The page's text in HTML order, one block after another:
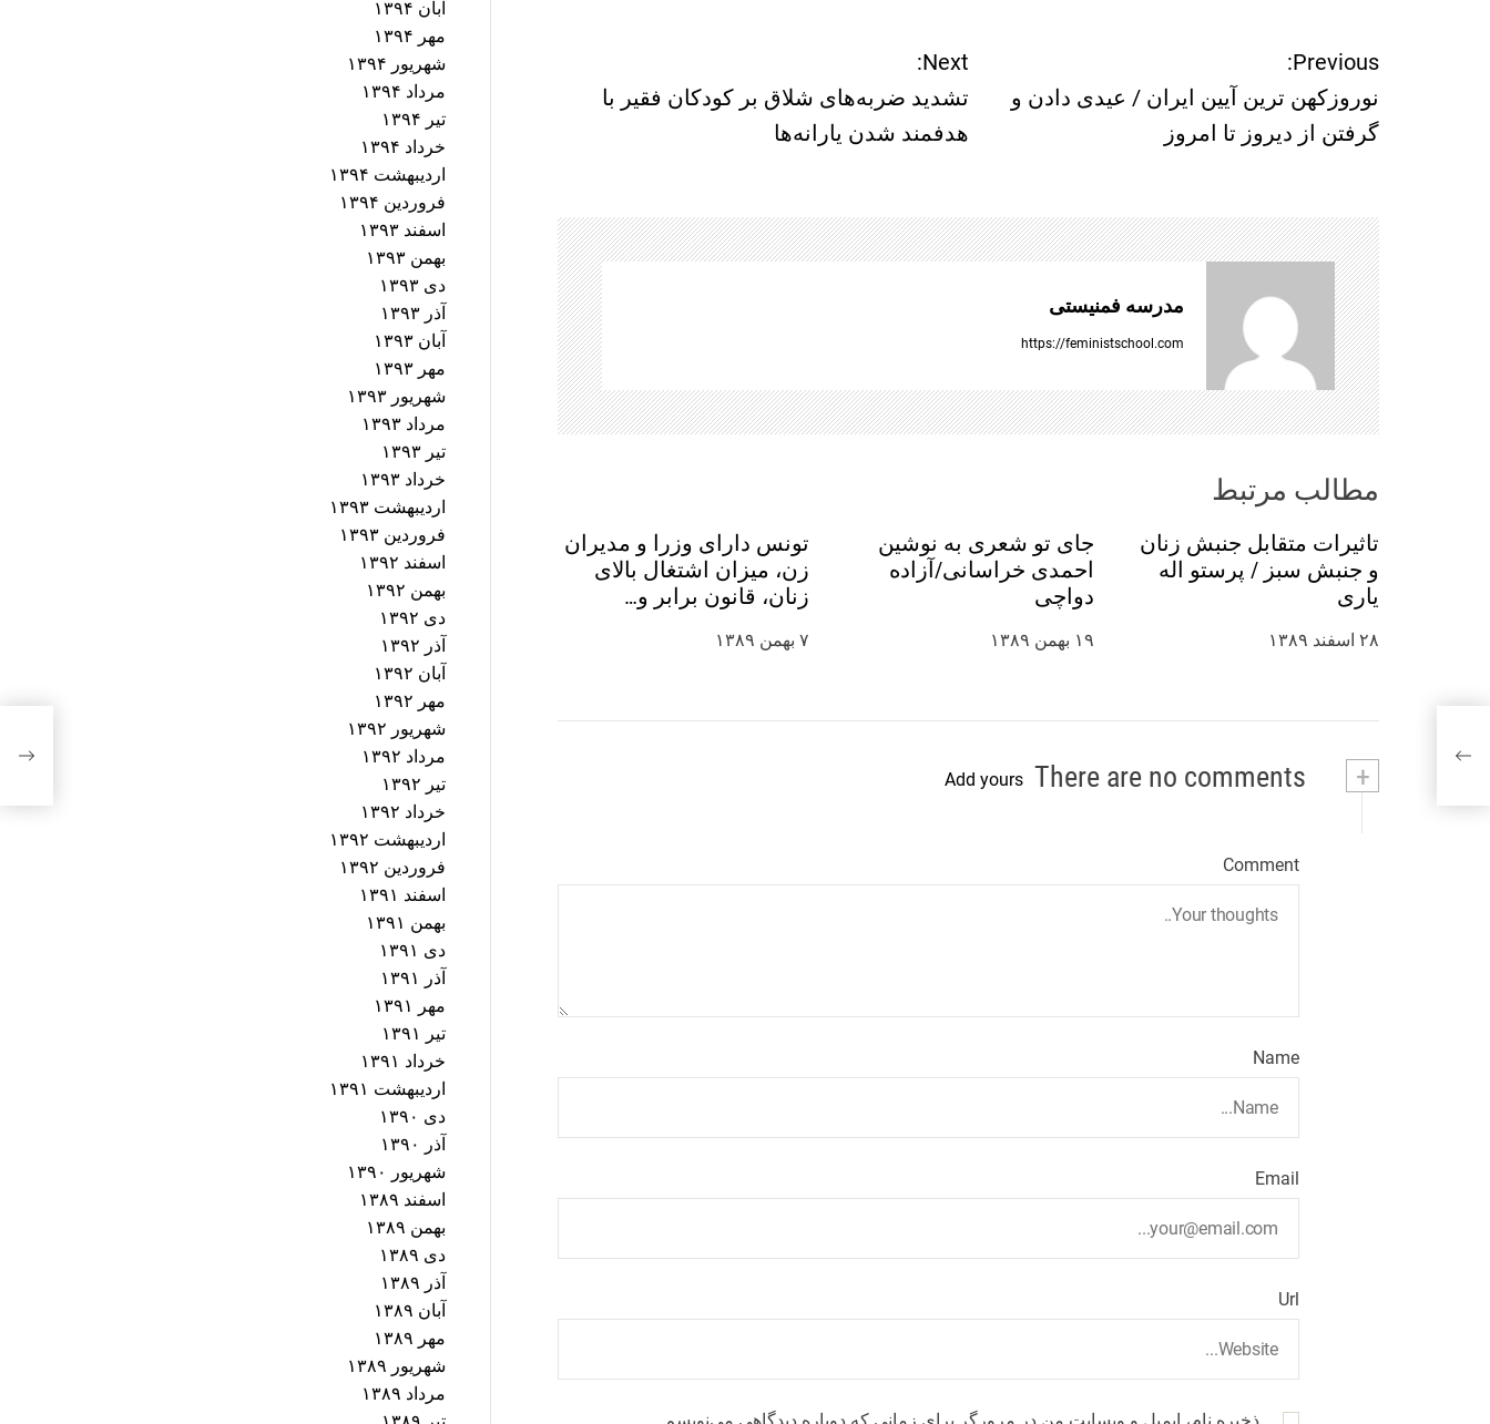
ر
ا
ب
ر
ی
ن
و
ش
ت
ه‌
ه
Previous:
نوروزکهن ترین آیین ایران / عیدی دادن و
گرفتن از دیروز تا امروز
Next:
تشدید ضربه‌های شلاق بر کودکان فقیر با
هدفمند شدن یارانه‌ها
مدرسه فمنیستی
https://feministschool.com
مطالب مرتبط
تاثیرات متقابل جنبش زنان
و جنبش‌ سبز / پرستو اله
یاری
۲۸ اسفند ۱۳۸۹
جای تو شعری به نوشین
احمدی خراسانی/آزاده
دواچی
۱۹ بهمن ۱۳۸۹
تونس دارای وزرا و مدیران
زن، میزان اشتغال بالای
زنان، قانون برابر و…
۷ بهمن ۱۳۸۹
+
Add yours
Comment
Name
Email
Url
آبان ۱۳۹۴
مهر ۱۳۹۴
شهریور ۱۳۹۴
مرداد ۱۳۹۴
تیر ۱۳۹۴
خرداد ۱۳۹۴
اردیبهشت ۱۳۹۴
فروردین ۱۳۹۴
اسفند ۱۳۹۳
بهمن ۱۳۹۳
دی ۱۳۹۳
آذر ۱۳۹۳
آبان ۱۳۹۳
مهر ۱۳۹۳
شهریور ۱۳۹۳
مرداد ۱۳۹۳
تیر ۱۳۹۳
خرداد ۱۳۹۳
اردیبهشت ۱۳۹۳
فروردین ۱۳۹۳
اسفند ۱۳۹۲
بهمن ۱۳۹۲
دی ۱۳۹۲
آذر ۱۳۹۲
آبان ۱۳۹۲
مهر ۱۳۹۲
شهریور ۱۳۹۲
مرداد ۱۳۹۲
تیر ۱۳۹۲
خرداد ۱۳۹۲
اردیبهشت ۱۳۹۲
فروردین ۱۳۹۲
اسفند ۱۳۹۱
بهمن ۱۳۹۱
دی ۱۳۹۱
آذر ۱۳۹۱
مهر ۱۳۹۱
تیر ۱۳۹۱
خرداد ۱۳۹۱
اردیبهشت ۱۳۹۱
دی ۱۳۹۰
آذر ۱۳۹۰
شهریور ۱۳۹۰
اسفند ۱۳۸۹
بهمن ۱۳۸۹
دی ۱۳۸۹
آذر ۱۳۸۹
آبان ۱۳۸۹
مهر ۱۳۸۹
شهریور ۱۳۸۹
مرداد ۱۳۸۹